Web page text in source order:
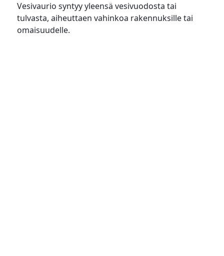
Vesivaurio syntyy yleensä vesivuodosta tai
tulvasta, aiheuttaen vahinkoa rakennuksille tai
omaisuudelle.